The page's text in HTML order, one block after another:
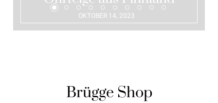
OKTOBER 14, 2023
Brügge Shop